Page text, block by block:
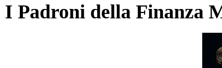
I Padroni della Finanza